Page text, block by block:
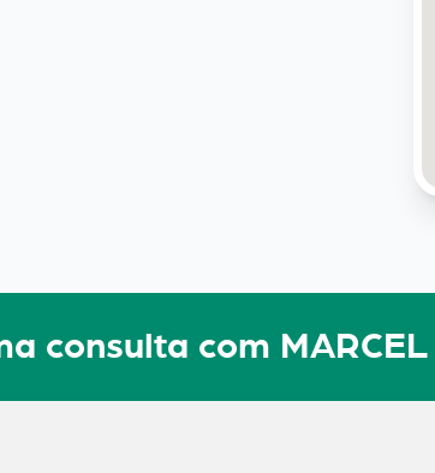
consulta com MARCEL